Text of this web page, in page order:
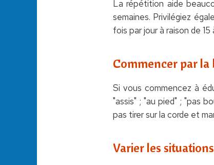
La répétition aide
semaines. Privilégiez
fois par jour à raison de
Commencer par la
Si vous commencez à
"assis" ; "au pied" ; "pas
pas tirer sur la corde et
Varier les